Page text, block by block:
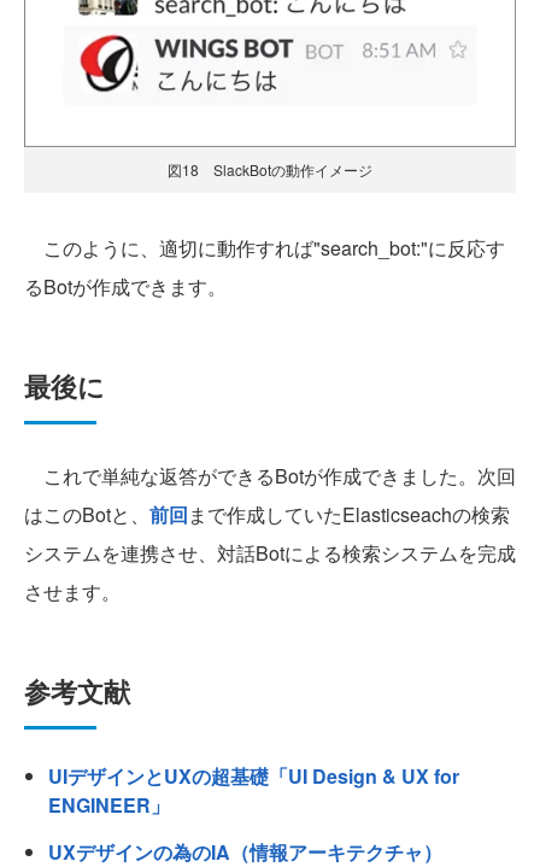
図18 SlackBotの動作イメージ
このように、適切に動作すれば"search_bot:"に反応す
るBotが作成できます。
最後に
これで単純な返答ができるBotが作成できました。次回
はこのBotと、 前回まで作成していたElasticseachの検索
システムを連携させ、対話Botによる検索システムを完成
させます。
参考文献
UIデザインとUXの超基礎「UI Design & UX for
ENGINEER」
UXデザインの為のIA（情報アーキテクチャ）